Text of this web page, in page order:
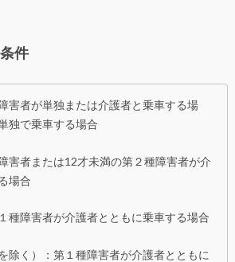
件
害者が単独または介護者と乗車する場
独で乗車する場合
害者または12才未満の第２種障害者が介
場合
種障害者が介護者とともに乗車する場合
除く）：第１種障害者が介護者とともに